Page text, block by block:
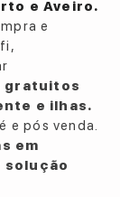
2x 25mm (1
MF 2x 90 mm
Subwoofer LF
a 24kHz
Largura: 650
serviço
e Aveiro.
e
gratuitos
e ilhas.
e pós venda.
em
solução